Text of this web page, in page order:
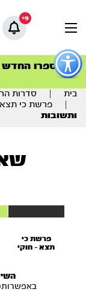
כפתור
לפתיחת
תפריט
9+
הסדרה
ספרו החדש
הסדרה
תוכן
מרכזי
בית סדרות
פרשת כי תצא –
ותשובות
פרשת כי
תצא - חוקי